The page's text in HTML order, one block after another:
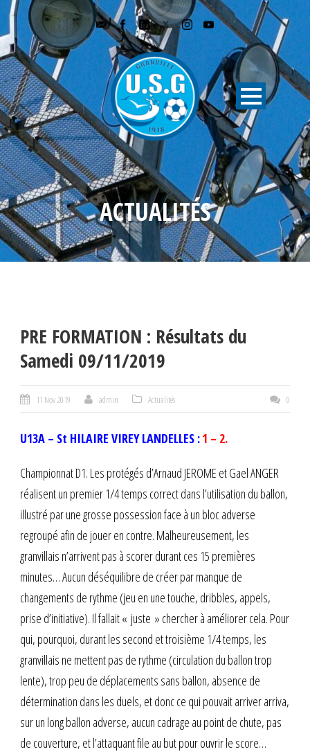
ACTUALITÉS
PRE FORMATION : Résultats du
Samedi 09/11/2019
11 Nov 2019 admin Actualités 0
U13A – St HILAIRE VIREY LANDELLES :1 – 2.
Championnat D1. Les protégés d’Arnaud JEROME et Gael ANGER
réalisent un premier 1/4 temps correct dans l’utilisation du ballon,
illustré par une grosse possession face à un bloc adverse
regroupé afin de jouer en contre. Malheureusement, les
granvillais n’arrivent pas à scorer durant ces 15 premières
minutes… Aucun déséquilibre de créer par manque de
changements de rythme (jeu en une touche, dribbles, appels,
prise d’initiative). Il fallait « juste » chercher à améliorer cela. Pour
qui, pourquoi, durant les second et troisième 1/4 temps, les
granvillais ne mettent pas de rythme (circulation du ballon trop
lente), trop peu de déplacements sans ballon, absence de
détermination dans les duels, et donc ce qui pouvait arriver arriva,
sur un long ballon adverse, aucun cadrage au point de chute, pas
de couverture, et l’attaquant file au but pour ouvrir le score…